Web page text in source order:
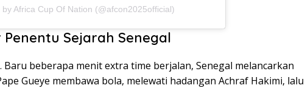
by Africa Cup Of Nation (@afcon2025official)
Sejarah Senegal
beberapa menit extra time berjalan, Senegal melancarkan
Gueye membawa bola, melewati hadangan Achraf Hakimi, lalu